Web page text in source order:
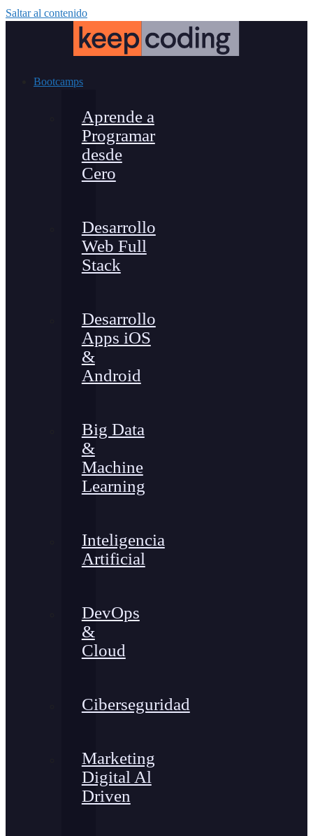
Saltar al contenido
Bootcamps
Aprende a
Programar
desde
Cero
Desarrollo
Web Full
Stack
Desarrollo
Apps iOS
&
Android
Big Data
&
Machine
Learning
Inteligencia
Artificial
DevOps
&
Cloud
Ciberseguridad
Marketing
Digital Al
Driven